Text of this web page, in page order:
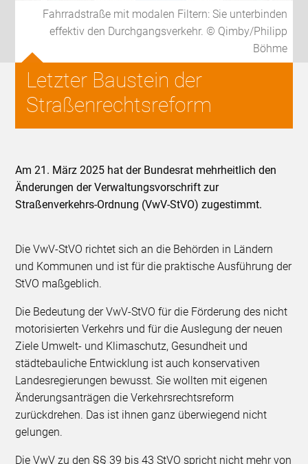
Fahrradstraße mit modalen Filtern: Sie unterbinden
effektiv den Durchgangsverkehr. © Qimby/Philipp
Böhme
Letzter Baustein der
Straßenrechtsreform
Am 21. März 2025 hat der Bundesrat mehrheitlich den
Änderungen der Verwaltungsvorschrift zur
Straßenverkehrs-Ordnung (VwV-StVO) zugestimmt.
Die VwV-StVO richtet sich an die Behörden in Ländern
und Kommunen und ist für die praktische Ausführung der
StVO maßgeblich.
Die Bedeutung der VwV-StVO für die Förderung des nicht
motorisierten Verkehrs und für die Auslegung der neuen
Ziele Umwelt- und Klimaschutz, Gesundheit und
städtebauliche Entwicklung ist auch konservativen
Landesregierungen bewusst. Sie wollten mit eigenen
Änderungsanträgen die Verkehrsrechtsreform
zurückdrehen. Das ist ihnen ganz überwiegend nicht
gelungen.
Die VwV zu den §§ 39 bis 43 StVO spricht nicht mehr von